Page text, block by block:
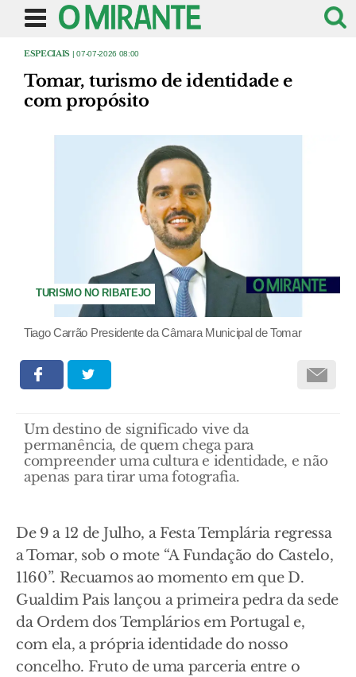
ESPECIAIS | 07-07-2026 08:00
Tomar, turismo de identidade e
com propósito
TURISMO NO RIBATEJO
Tiago Carrão Presidente da Câmara Municipal de Tomar
Um destino de significado vive da
permanência, de quem chega para
compreender uma cultura e identidade, e não
apenas para tirar uma fotografia.
De 9 a 12 de Julho, a Festa Templária regressa
a Tomar, sob o mote “A Fundação do Castelo,
1160”. Recuamos ao momento em que D.
Gualdim Pais lançou a primeira pedra da sede
da Ordem dos Templários em Portugal e,
com ela, a própria identidade do nosso
concelho. Fruto de uma parceria entre o